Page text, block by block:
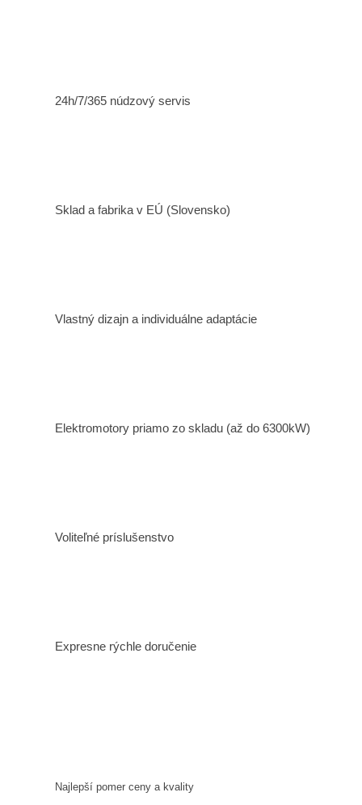
24h/7/365 núdzový servis
Sklad a fabrika v EÚ (Slovensko)
Vlastný dizajn a individuálne adaptácie
Elektromotory priamo zo skladu (až do 6300kW)
Voliteľné príslušenstvo
Expresne rýchle doručenie
Najlepší pomer ceny a kvality